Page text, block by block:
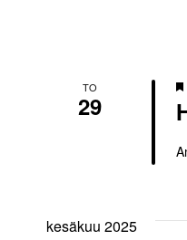
TO
29
kesäkuu 2025